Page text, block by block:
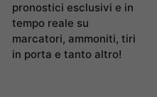
pronostici esclusivi e in
tempo reale su
marcatori, ammoniti, tiri
in porta e tanto altro!